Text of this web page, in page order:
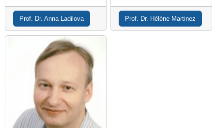
Prof. Dr. Anna Ladilova Prof. Dr. Hélène Martinez